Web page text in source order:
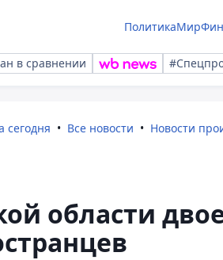
ПолитикаМир
в сравнении
сегодня Все новости Новости
области